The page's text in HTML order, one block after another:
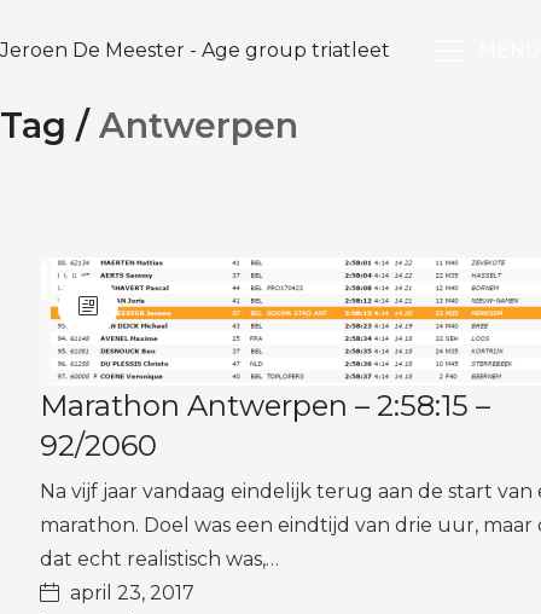
Jeroen De Meester - Age group triatleet
Tag / Antwerpen
Marathon Antwerpen – 2:58:15 –
92/2060
Na vijf jaar vandaag eindelijk terug aan de start van
marathon. Doel was een eindtijd van drie uur, maar
dat echt realistisch was,…
april 23, 2017